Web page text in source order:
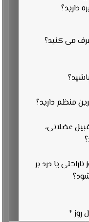
می کنید؟
دارید؟
عضلانی،
یا درد بر
*